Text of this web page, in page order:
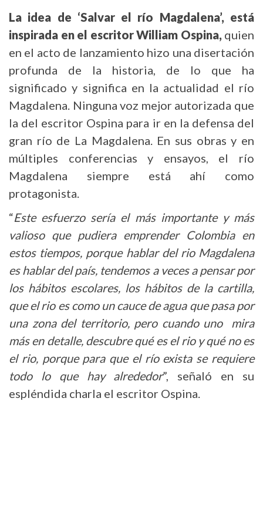
La idea de ‘Salvar el río Magdalena’, está
inspirada en el escritor William Ospina, quien
en el acto de lanzamiento hizo una disertación
profunda de la historia, de lo que ha
significado y significa en la actualidad el río
Magdalena. Ninguna voz mejor autorizada que
la del escritor Ospina para ir en la defensa del
gran río de La Magdalena. En sus obras y en
múltiples conferencias y ensayos, el río
Magdalena siempre está ahí como
protagonista.
“Este esfuerzo sería el más importante y más
valioso que pudiera emprender Colombia en
estos tiempos, porque hablar del rio Magdalena
es hablar del país, tendemos a veces a pensar por
los hábitos escolares, los hábitos de la cartilla,
que el rio es como un cauce de agua que pasa por
una zona del territorio, pero cuando uno mira
más en detalle, descubre qué es el rio y qué no es
el rio, porque para que el río exista se requiere
todo lo que hay alrededor”, señaló en su
espléndida charla el escritor Ospina.